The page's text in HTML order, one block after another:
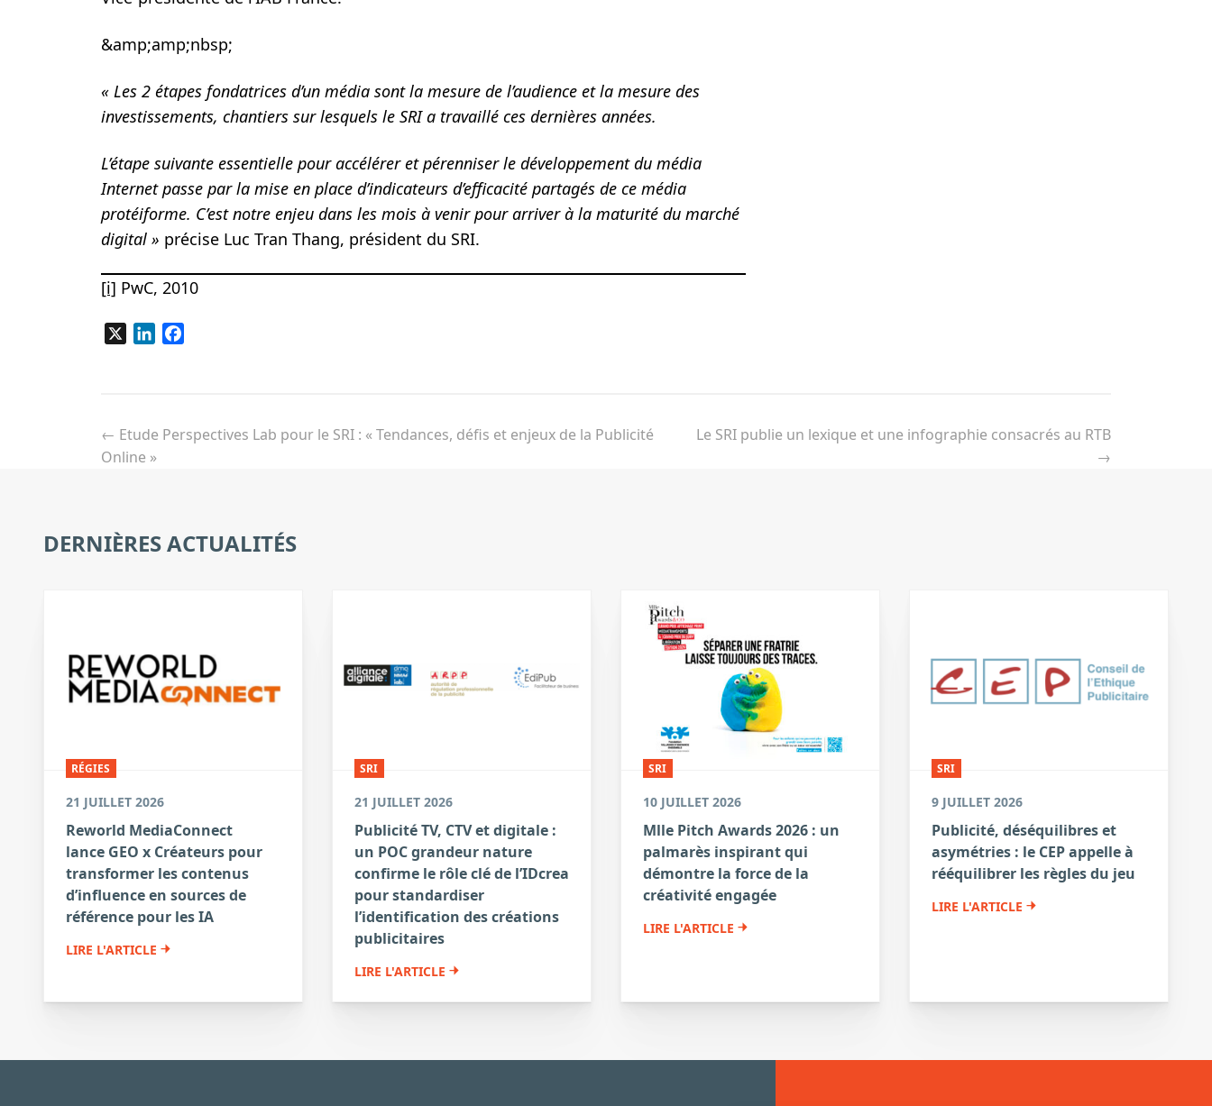
&amp;amp;nbsp;
« Les 2 étapes fondatrices d’un média sont la mesure de l’audience et la mesure des
investissements, chantiers sur lesquels le SRI a travaillé ces dernières années.
L’étape suivante essentielle pour accélérer et pérenniser le développement du média
Internet passe par la mise en place d’indicateurs d’efficacité partagés de ce média
protéiforme. C’est notre enjeu dans les mois à venir pour arriver à la maturité du marché
digital » précise Luc Tran Thang, président du SRI.
[i] PwC, 2010
LinkedIn
de
l’article
← Etude Perspectives Lab pour le SRI : « Tendances, défis et enjeux de la Publicité
Online »
Le SRI publie un lexique et une infographie consacrés au RTB
→
DERNIÈRES ACTUALITÉS
RÉGIES
21 JUILLET 2026
Reworld MediaConnect
lance GEO x Créateurs pour
transformer les contenus
d’influence en sources de
référence pour les IA
LIRE L'ARTICLE
SRI
21 JUILLET 2026
Publicité TV, CTV et digitale :
un POC grandeur nature
confirme le rôle clé de l’IDcrea
pour standardiser
l’identification des créations
publicitaires
LIRE L'ARTICLE
SRI
10 JUILLET 2026
Mlle Pitch Awards 2026 : un
palmarès inspirant qui
démontre la force de la
créativité engagée
LIRE L'ARTICLE
SRI
9 JUILLET 2026
Publicité, déséquilibres et
asymétries : le CEP appelle à
rééquilibrer les règles du jeu
LIRE L'ARTICLE